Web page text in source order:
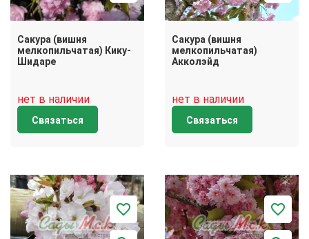
Сакура (вишня
мелкопильчатая) Кику-
Шидаре
нет в наличии
Связаться
Сакура (вишня
мелкопильчатая)
Акколэйд
нет в наличии
Связаться